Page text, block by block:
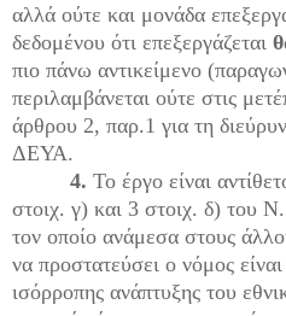
αλλά ούτε και μονάδα
δεδομένου ότι επεξεργάζεται
πιο πάνω αντικείμενο
περιλαμβάνεται ούτε στις
άρθρου 2, παρ.1 για τη
ΔΕΥΑ.
4. Το έργο είναι
στοιχ. γ) και 3 στοιχ. δ) του
τον οποίο ανάμεσα στους
να προστατεύσει ο νόμος
ισόρροπης ανάπτυξης του